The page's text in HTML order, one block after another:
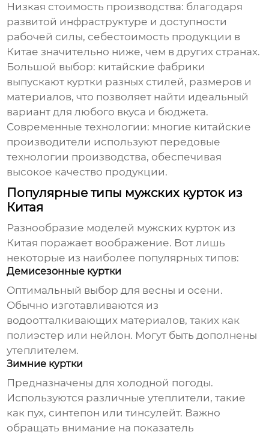
Низкая стоимость производства: благодаря
развитой инфраструктуре и доступности
рабочей силы, себестоимость продукции в
Китае значительно ниже, чем в других странах.
Большой выбор: китайские фабрики
выпускают куртки разных стилей, размеров и
материалов, что позволяет найти идеальный
вариант для любого вкуса и бюджета.
Современные технологии: многие китайские
производители используют передовые
технологии производства, обеспечивая
высокое качество продукции.
Популярные типы мужских курток из
Китая
Разнообразие моделей мужских курток из
Китая поражает воображение. Вот лишь
некоторые из наиболее популярных типов:
Демисезонные куртки
Оптимальный выбор для весны и осени.
Обычно изготавливаются из
водоотталкивающих материалов, таких как
полиэстер или нейлон. Могут быть дополнены
утеплителем.
Зимние куртки
Предназначены для холодной погоды.
Используются различные утеплители, такие
как пух, синтепон или тинсулейт. Важно
обращать внимание на показатель